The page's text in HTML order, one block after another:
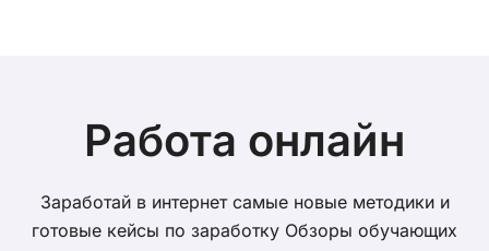
Работа онлайн
Заработай в интернет самые новые методики и
готовые кейсы по заработку Обзоры обучающих